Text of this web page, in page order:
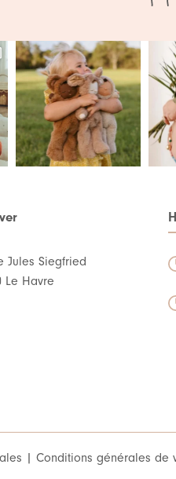
Jules Siegfried
Le Havre
| Conditions générales de